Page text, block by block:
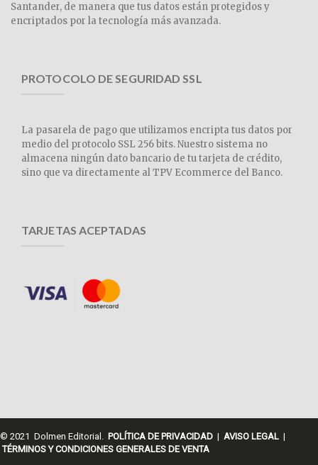
Santander, de manera que tus datos están protegidos y
encriptados por la tecnología más avanzada.
PROTOCOLO DE SEGURIDAD SSL
La pasarela de pago que utilizamos encripta tus datos por
medio del protocolo SSL 256 bits. Nuestro sistema no
almacena ningún dato bancario de tu tarjeta de crédito,
sino que va directamente al TPV Ecommerce del Banco.
TARJETAS ACEPTADAS
© 2021 Dolmen Editorial. POLÍTICA DE PRIVACIDAD | AVISO LEGAL |
TÉRMINOS Y CONDICIONES GENERALES DE VENTA